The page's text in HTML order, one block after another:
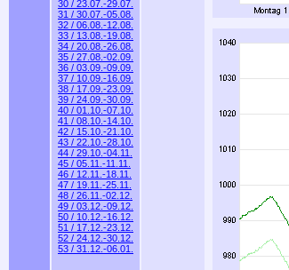
30 / 23.07.-29.07.
31 / 30.07.-05.08.
32 / 06.08.-12.08.
33 / 13.08.-19.08.
34 / 20.08.-26.08.
35 / 27.08.-02.09.
36 / 03.09.-09.09.
37 / 10.09.-16.09.
38 / 17.09.-23.09.
39 / 24.09.-30.09.
40 / 01.10.-07.10.
41 / 08.10.-14.10.
42 / 15.10.-21.10.
43 / 22.10.-28.10.
44 / 29.10.-04.11.
45 / 05.11.-11.11.
46 / 12.11.-18.11.
47 / 19.11.-25.11.
48 / 26.11.-02.12.
49 / 03.12.-09.12.
50 / 10.12.-16.12.
51 / 17.12.-23.12.
52 / 24.12.-30.12.
53 / 31.12.-06.01.